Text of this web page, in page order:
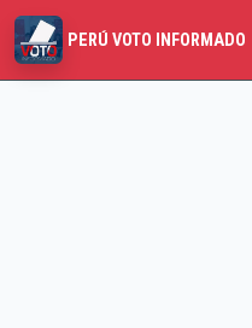
PERÚ VOTO INFORMADO